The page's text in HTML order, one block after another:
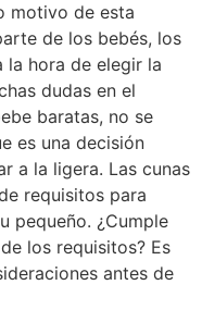
motivo de esta
de los bebés, los
la hora de elegir la
dudas en el
baratas, no se
es una decisión
a la ligera. Las cunas
requisitos para
pequeño. ¿Cumple
los requisitos? Es
antes de